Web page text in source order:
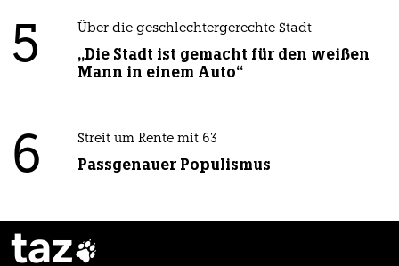
5 Über die geschlechtergerechte Stadt
„Die Stadt ist gemacht für den weißen
Mann in einem Auto“
6 Streit um Rente mit 63
Passgenauer Populismus
taz